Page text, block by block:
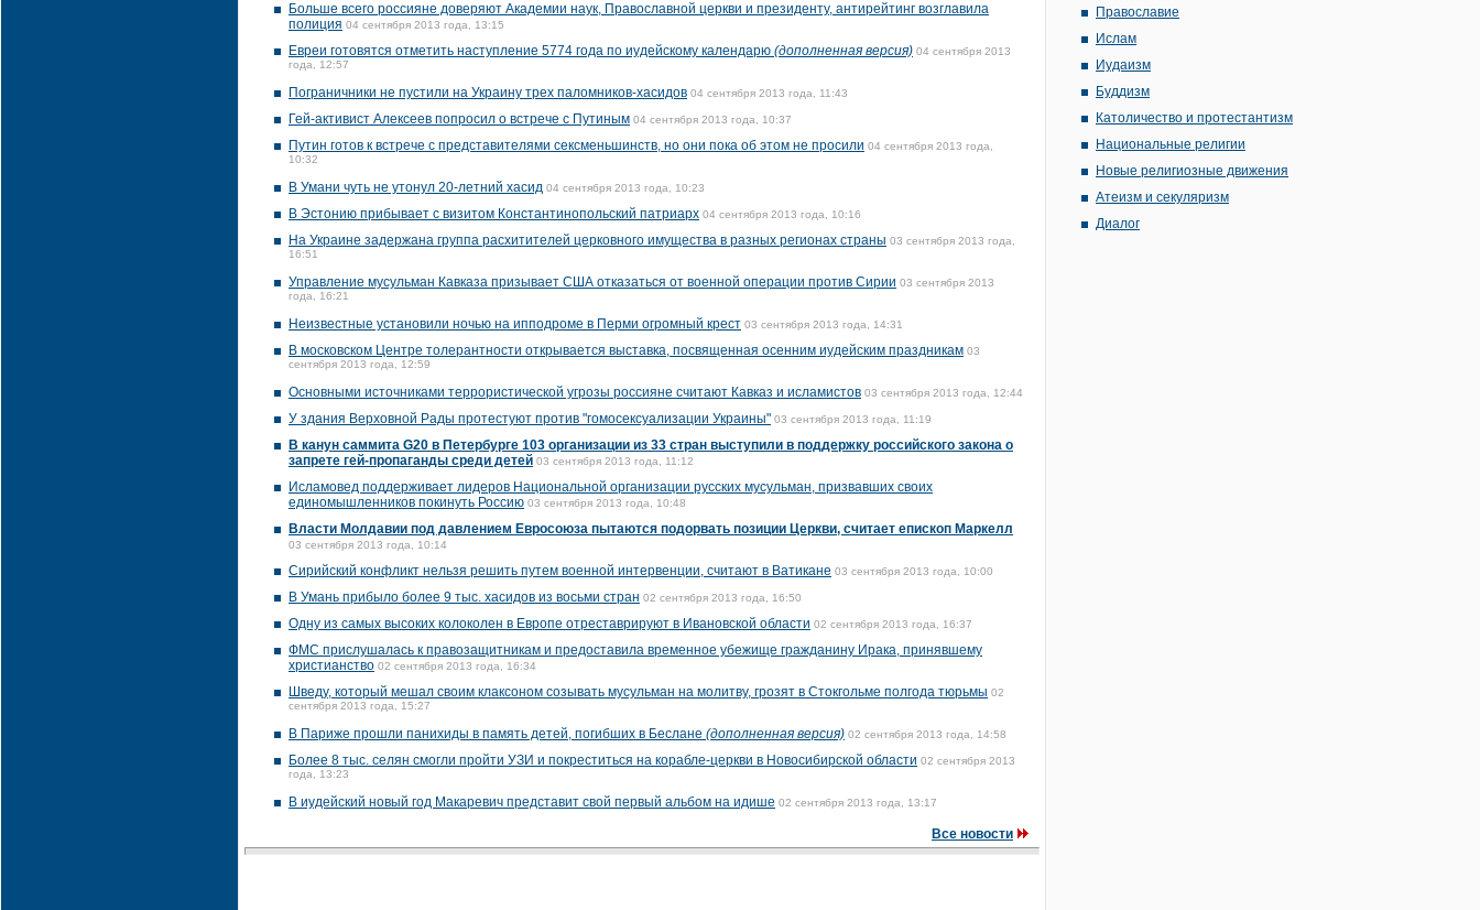
Больше всего россияне доверяют Академии наук, Православной церкви и президенту, антирейтинг возглавила
полиция 04 сентября 2013 года, 13:15
Евреи готовятся отметить наступление 5774 года по иудейскому календарю (дополненная версия) 04 сентября 2013
года, 12:57
Пограничники не пустили на Украину трех паломников-хасидов 04 сентября 2013 года, 11:43
Гей-активист Алексеев попросил о встрече с Путиным 04 сентября 2013 года, 10:37
Путин готов к встрече с представителями сексменьшинств, но они пока об этом не просили 04 сентября 2013 года,
10:32
В Умани чуть не утонул 20-летний хасид 04 сентября 2013 года, 10:23
В Эстонию прибывает с визитом Константинопольский патриарх 04 сентября 2013 года, 10:16
На Украине задержана группа расхитителей церковного имущества в разных регионах страны 03 сентября 2013 года,
16:51
Управление мусульман Кавказа призывает США отказаться от военной операции против Сирии 03 сентября 2013
года, 16:21
Неизвестные установили ночью на ипподроме в Перми огромный крест 03 сентября 2013 года, 14:31
В московском Центре толерантности открывается выставка, посвященная осенним иудейским праздникам 03
сентября 2013 года, 12:59
Основными источниками террористической угрозы россияне считают Кавказ и исламистов 03 сентября 2013 года, 12:44
У здания Верховной Рады протестуют против "гомосексуализации Украины" 03 сентября 2013 года, 11:19
В канун саммита G20 в Петербурге 103 организации из 33 стран выступили в поддержку российского закона о
запрете гей-пропаганды среди детей 03 сентября 2013 года, 11:12
Исламовед поддерживает лидеров Национальной организации русских мусульман, призвавших своих
единомышленников покинуть Россию 03 сентября 2013 года, 10:48
Власти Молдавии под давлением Евросоюза пытаются подорвать позиции Церкви, считает епископ Маркелл
03 сентября 2013 года, 10:14
Сирийский конфликт нельзя решить путем военной интервенции, считают в Ватикане 03 сентября 2013 года, 10:00
В Умань прибыло более 9 тыс. хасидов из восьми стран 02 сентября 2013 года, 16:50
Одну из самых высоких колоколен в Европе отреставрируют в Ивановской области 02 сентября 2013 года, 16:37
ФМС прислушалась к правозащитникам и предоставила временное убежище гражданину Ирака, принявшему
христианство 02 сентября 2013 года, 16:34
Шведу, который мешал своим клаксоном созывать мусульман на молитву, грозят в Стокгольме полгода тюрьмы 02
сентября 2013 года, 15:27
В Париже прошли панихиды в память детей, погибших в Беслане (дополненная версия) 02 сентября 2013 года, 14:58
Более 8 тыс. селян смогли пройти УЗИ и покреститься на корабле-церкви в Новосибирской области 02 сентября 2013
года, 13:23
В иудейский новый год Макаревич представит свой первый альбом на идише 02 сентября 2013 года, 13:17
Все новости
Православие
Ислам
Иудаизм
Буддизм
Католичество и протестантизм
Национальные религии
Новые религиозные движения
Атеизм и секуляризм
Диалог